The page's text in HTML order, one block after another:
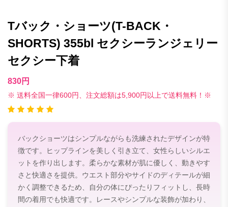
Tバック・ショーツ(T-BACK・
SHORTS) 355bl セクシーランジェリー
セクシー下着
830円
※ 送料全国一律600円、注文総額は5,900円以上で送料無料！※
バックショーツはシンプルながらも洗練されたデザインが特
徴です。ヒップラインを美しく引き立て、女性らしいシルエ
ットを作り出します。柔らかな素材が肌に優しく、動きやす
さと快適さを提供。ウエスト部分やサイドのディテールが細
かく調整できるため、自分の体にぴったりフィットし、長時
間の着用でも快適です。レースやシンプルな装飾が加わり、